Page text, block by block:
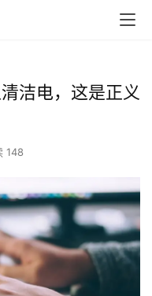
洁电，这是正义
148